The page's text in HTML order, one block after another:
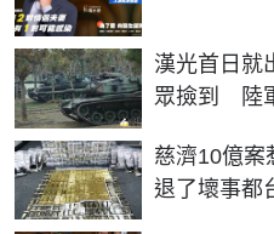
漢光首日就
眾撿到 陸
慈濟10億案
退了壞事